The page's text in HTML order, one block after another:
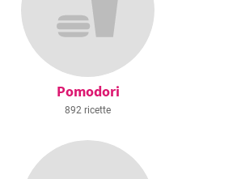
Pomodori
892 ricette